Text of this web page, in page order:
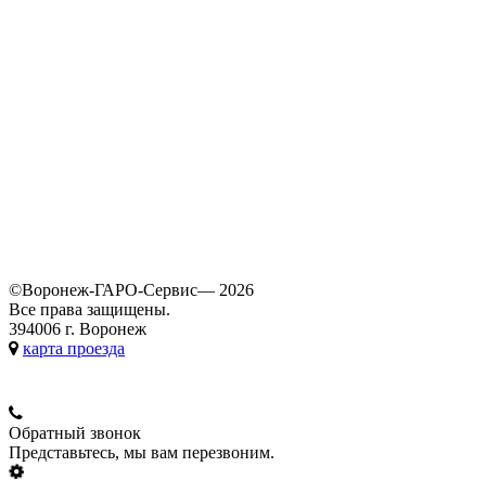
©Воронеж-ГАРО-Сервис— 2026
Все права защищены.
394006 г. Воронеж
карта проезда
Обратный звонок
Представьтесь, мы вам перезвоним.